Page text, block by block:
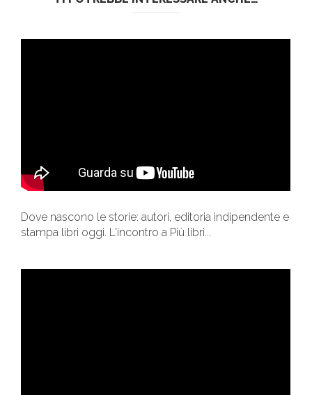
Dove nascono le storie: autori, editoria indipendente e
stampa libri oggi. L'incontro a Più libri...